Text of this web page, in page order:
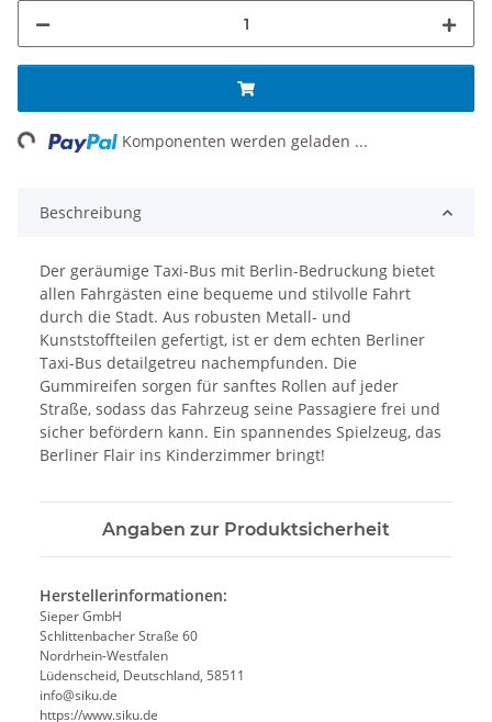
Komponenten werden geladen ...
Beschreibung
Der geräumige Taxi-Bus mit Berlin-Bedruckung bietet
allen Fahrgästen eine bequeme und stilvolle Fahrt
durch die Stadt. Aus robusten Metall- und
Kunststoffteilen gefertigt, ist er dem echten Berliner
Taxi-Bus detailgetreu nachempfunden. Die
Gummireifen sorgen für sanftes Rollen auf jeder
Straße, sodass das Fahrzeug seine Passagiere frei und
sicher befördern kann. Ein spannendes Spielzeug, das
Berliner Flair ins Kinderzimmer bringt!
Angaben zur Produktsicherheit
Herstellerinformationen:
Sieper GmbH
Schlittenbacher Straße 60
Nordrhein-Westfalen
Lüdenscheid, Deutschland, 58511
info@siku.de
https://www.siku.de